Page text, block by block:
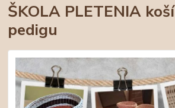
ŠKOLA PLETENIA
pedigu